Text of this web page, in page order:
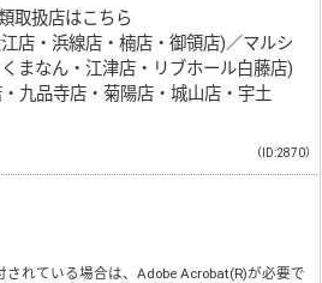
取扱店はこちら
店・浜線店・楠店・御領店)／マルシ
まなん・江津店・リブホール白藤店)
九品寺店・菊陽店・城山店・宇土
（ID:2870）
されている場合は、Adobe Acrobat(R)が必要で